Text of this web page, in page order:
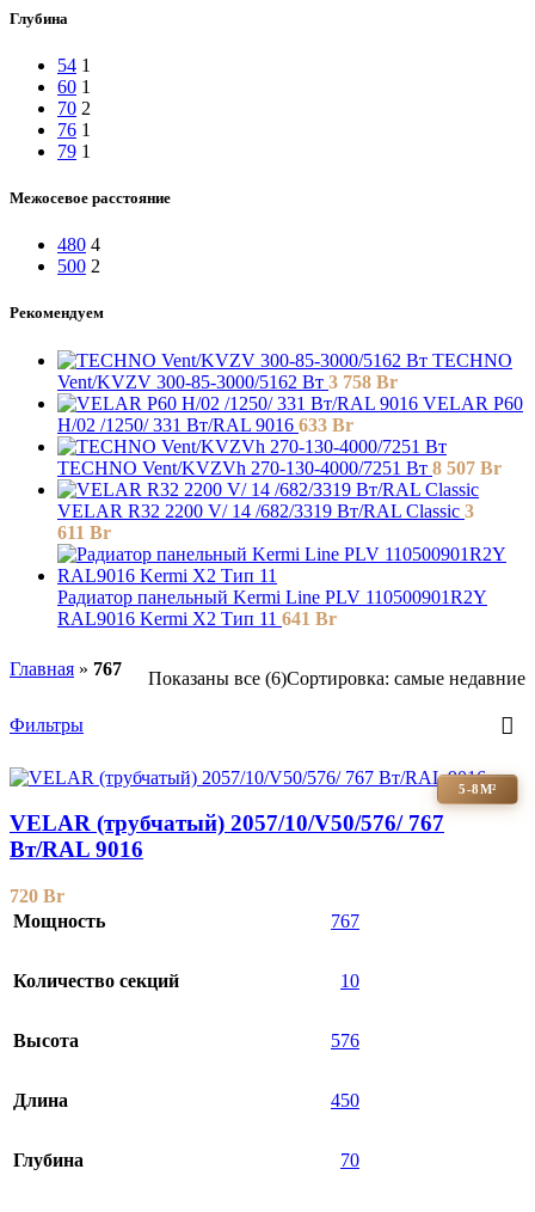
Глубина
54 1
60 1
70 2
76 1
79 1
Межосевое расстояние
480 4
500 2
Рекомендуем
TECHNO
Vent/KVZV 300-85-3000/5162 Вт 3 758 Br
VELAR P60
H/02 /1250/ 331 Bт/RAL 9016 633 Br
TECHNO Vent/KVZVh 270-130-4000/7251 Вт 8 507 Br
VELAR R32 2200 V/ 14 /682/3319 Вт/RAL Classic 3
611 Br
Радиатор панельный Kermi Line PLV 110500901R2Y
RAL9016 Kermi X2 Тип 11 641 Br
Главная » 767 Показаны все (6)Сортировка: самые недавние
Фильтры
5-8М²
VELAR (трубчатый) 2057/10/V50/576/ 767
Bт/RAL 9016
720 Br
Мощность
767
Количество секций 10
Высота 576
Длина 450
Глубина 70